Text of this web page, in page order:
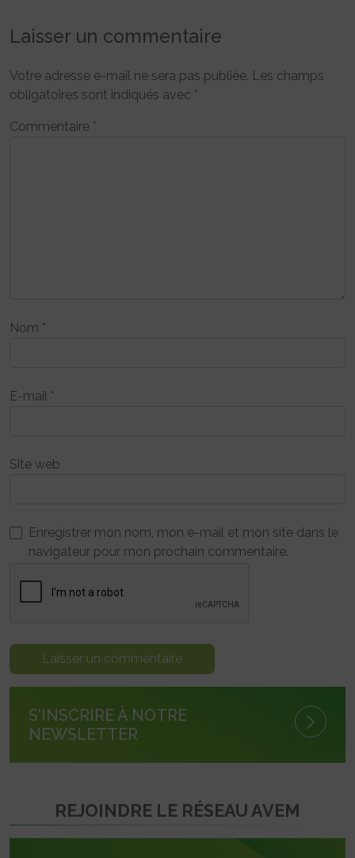
Laisser un commentaire
Votre adresse e-mail ne sera pas publiée. Les champs
obligatoires sont indiqués avec *
Commentaire *
Nom *
E-mail *
Site web
Enregistrer mon nom, mon e-mail et mon site dans le
navigateur pour mon prochain commentaire.
S'INSCRIRE À NOTRE
NEWSLETTER
REJOINDRE LE RÉSEAU AVEM